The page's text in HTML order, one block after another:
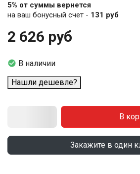
5% от суммы вернется
на ваш бонусный счет - 131 руб
2 626 руб
 В наличии
Нашли дешевле?
В
Закажите в один